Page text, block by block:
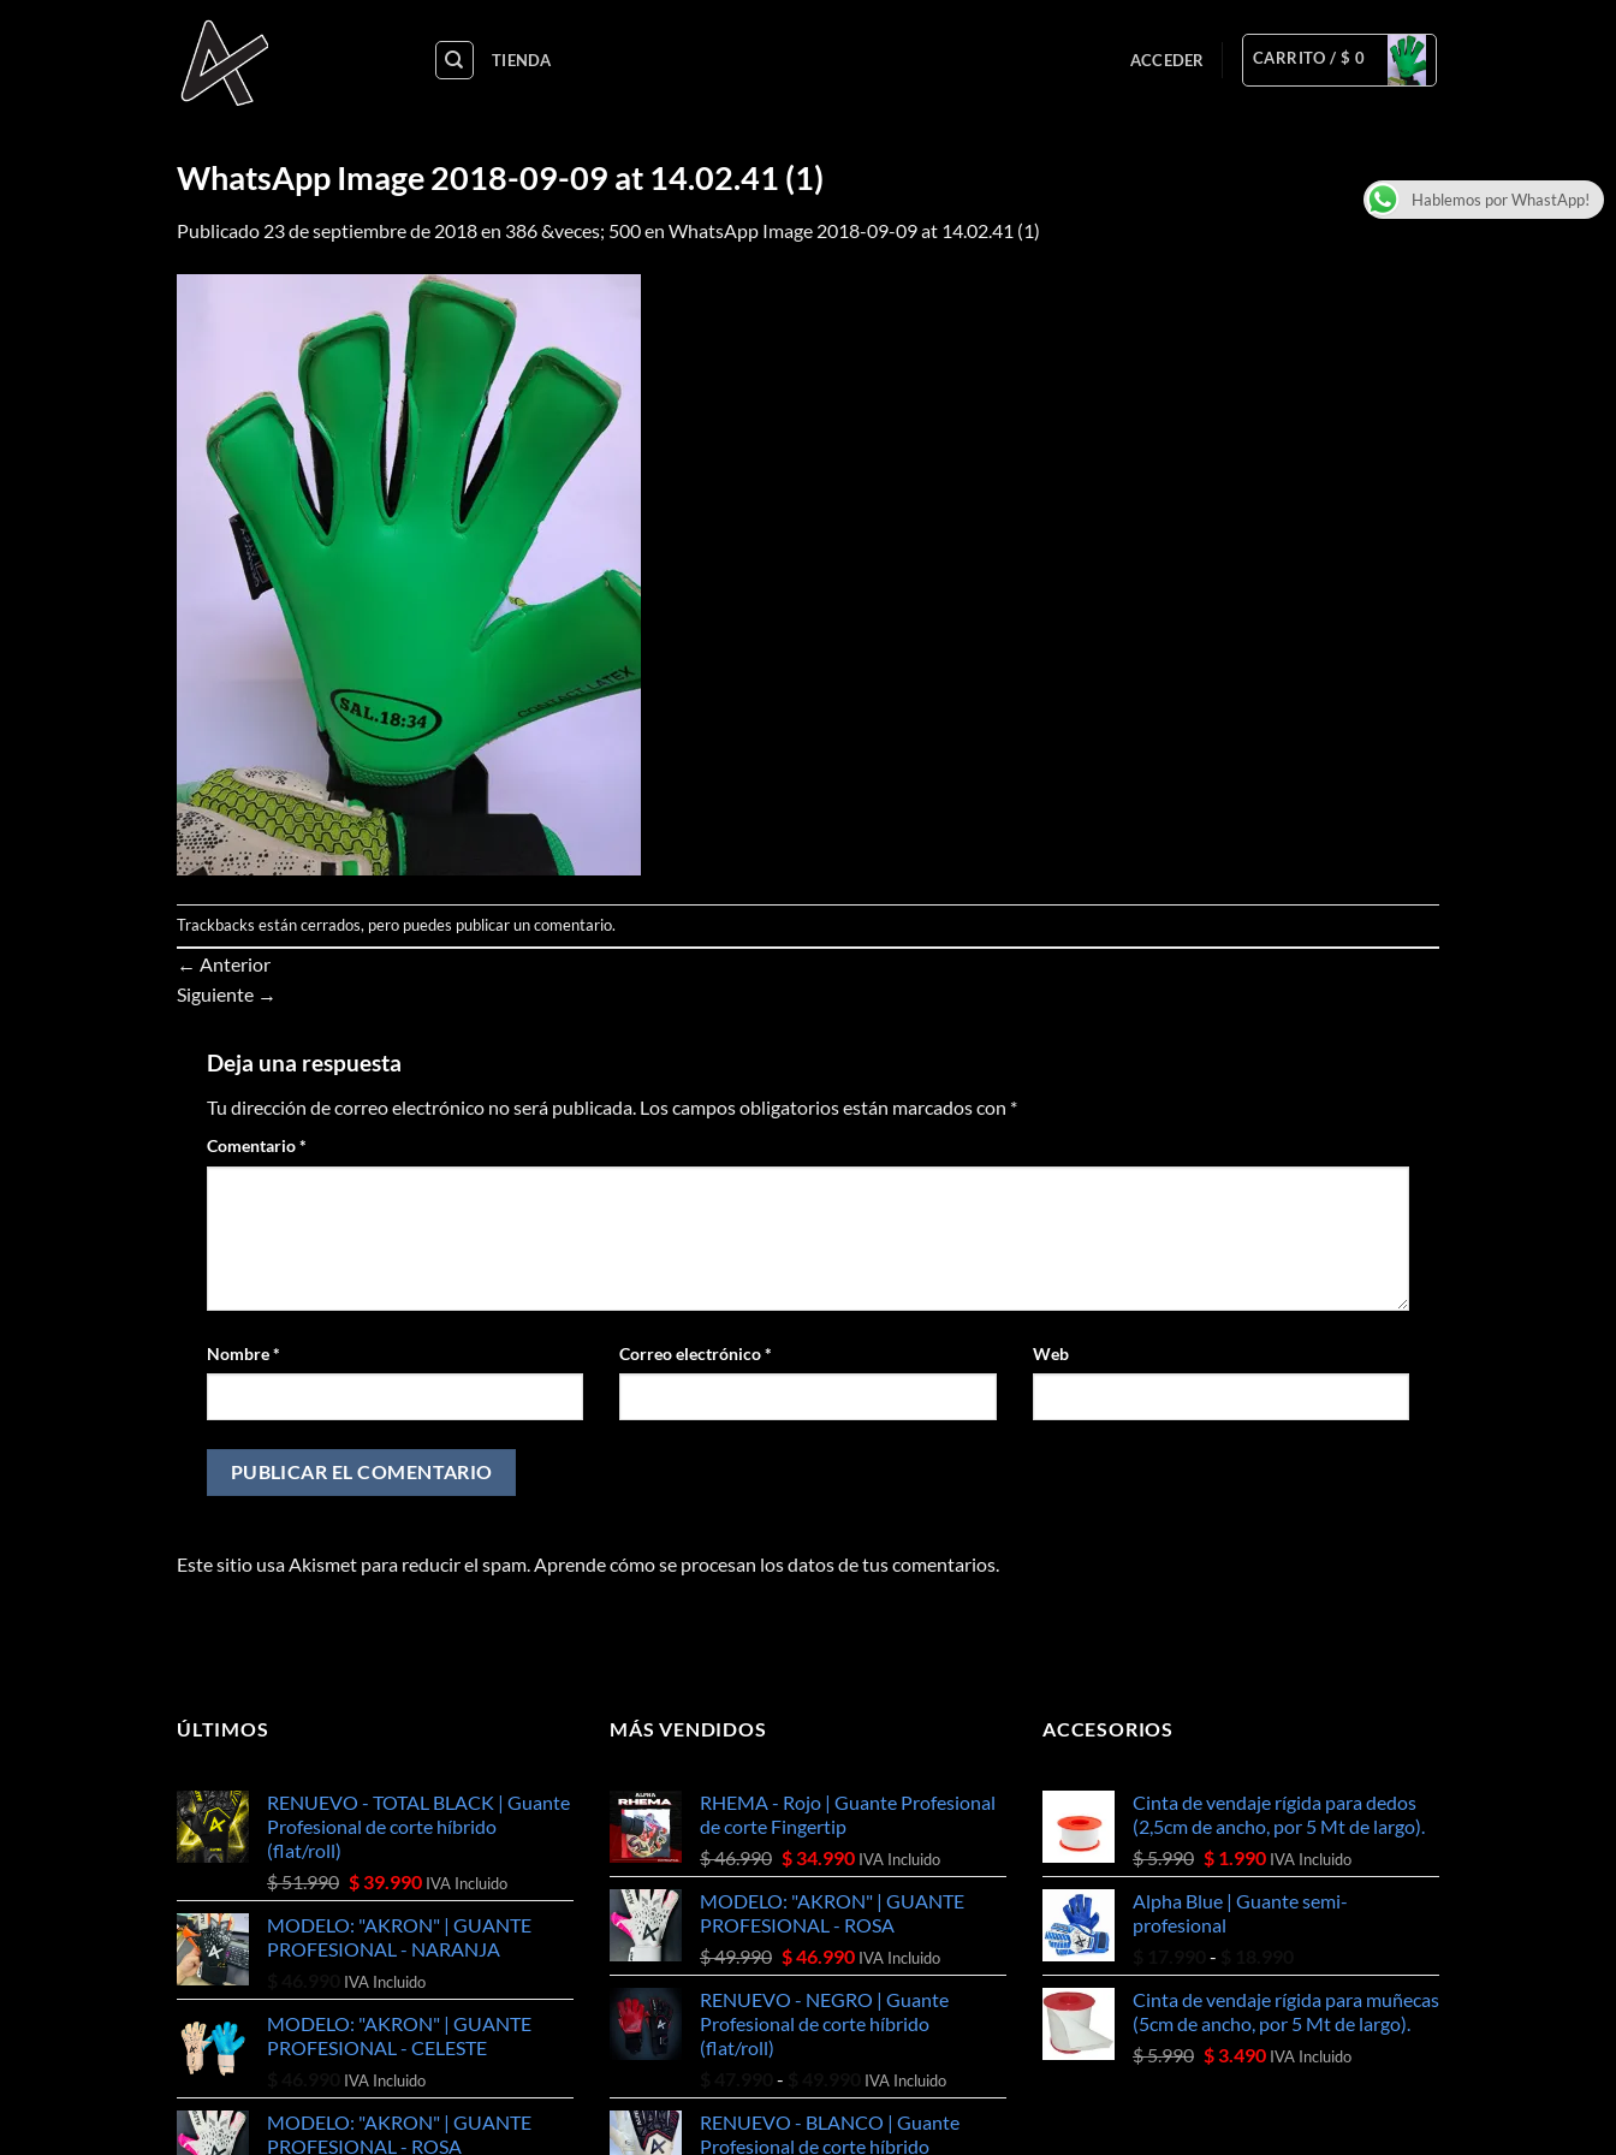
TIENDA ACCEDER CARRITO / $ 0
WhatsApp Image 2018-09-09 at 14.02.41 (1)
Publicado 23 de septiembre de 2018en 386 &veces; 500en WhatsApp Image 2018-09-09 at 14.02.41 (1)
Trackbacks están cerrados, pero puedes publicar un comentario.
← Anterior
Siguiente →
Deja una respuesta
Tu dirección de correo electrónico no será publicada. Los campos obligatorios están marcados con *
Comentario*
Nombre* Correo electrónico* Web
Este sitio usa Akismet para reducir el spam.Aprende cómo se procesan los datos de tus comentarios.
ÚLTIMOS
RENUEVO - TOTAL BLACK | Guante
Profesional de corte híbrido
(flat/roll)
$51.990 El
precio
original
era:
$ 51.990.
$39.990El
precio
actual
es:
$ 39.990.
IVA Incluido
MODELO: "AKRON" | GUANTE
PROFESIONAL - NARANJA
IVA Incluido
MODELO: "AKRON" | GUANTE
PROFESIONAL - CELESTE
IVA Incluido
MODELO: "AKRON" | GUANTE
PROFESIONAL - ROSA
MÁS VENDIDOS
RHEMA - Rojo | Guante Profesional
de corte Fingertip
$46.990 El
precio
original
era:
$ 46.990.
$34.990El
precio
actual
es:
$ 34.990.
IVA Incluido
MODELO: "AKRON" | GUANTE
PROFESIONAL - ROSA
$49.990 El
precio
original
era:
$46.990El
precio
actual
es:
IVA Incluido
RENUEVO - NEGRO | Guante
Profesional de corte híbrido
(flat/roll)
-
Rango
de
precios:
IVA Incluido
RENUEVO - BLANCO | Guante
Profesional de corte híbrido
ACCESORIOS
Cinta de vendaje rígida para dedos
(2,5cm de ancho, por 5 Mt de largo).
$5.990 El
precio
original
era:
$ 5.990.
$1.990El
precio
actual
IVA Incluido
Alpha Blue | Guante semi-
profesional
-
de
precios:
desde
$ 17.990
Cinta de vendaje rígida para muñecas
(5cm de ancho, por 5 Mt de largo).
$5.990 El
$3.490ElIVA Incluido
Hablemos por WhastApp!